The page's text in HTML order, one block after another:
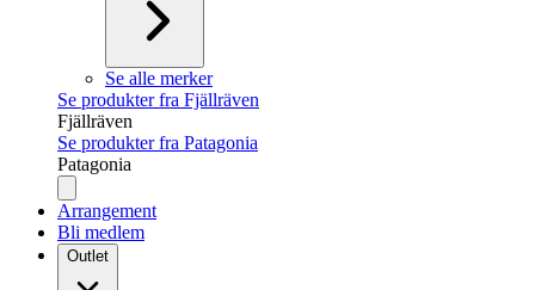
Se alle merker
Se produkter fra Fjällräven
Fjällräven
Se produkter fra Patagonia
Patagonia
Arrangement
Bli medlem
Outlet